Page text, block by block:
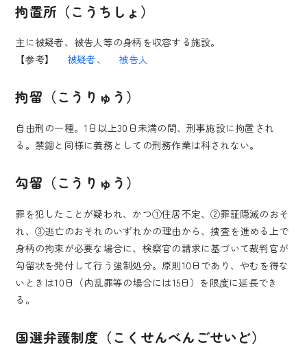
拘置所（こうちしょ）
主に被疑者、被告人等の身柄を収容する施設。
【参考】 被疑者、 被告人
拘留（こうりゅう）
自由刑の一種。1日以上30日未満の間、刑事施設に拘置され
る。禁錮と同様に義務としての刑務作業は科されない。
勾留（こうりゅう）
罪を犯したことが疑われ、かつ①住居不定、②罪証隠滅のおそ
れ、③逃亡のおそれのいずれかの理由から、捜査を進める上で
身柄の拘束が必要な場合に、検察官の請求に基づいて裁判官が
勾留状を発付して行う強制処分。原則10日であり、やむを得な
いときは10日（内乱罪等の場合には15日）を限度に延長でき
る。
国選弁護制度（こくせんべんごせいど）